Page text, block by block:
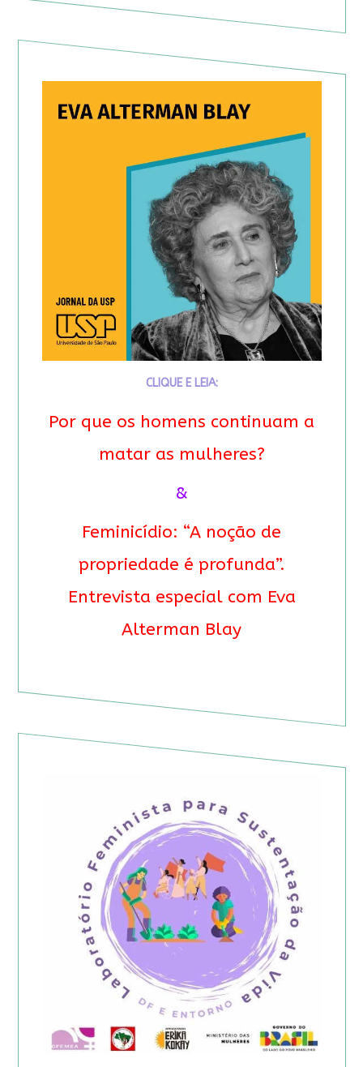
CLIQUE E LEIA:
Por que os homens continuam a
matar as mulheres?
&
Feminicídio: “A noção de
propriedade é profunda”.
Entrevista especial com Eva
Alterman Blay